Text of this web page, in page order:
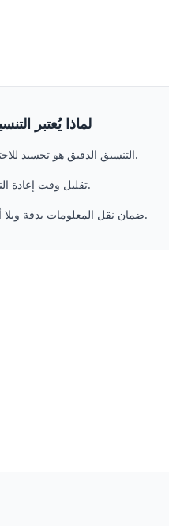
لماذا يُعتبر
التنسيق الدقيق هو تجسيد للاحترافية.
تقليل وقت إعادة التنسيق.
ضمان نقل المعلومات بدقة وبلا أخطاء.